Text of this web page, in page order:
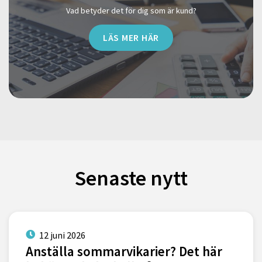
Vad betyder det för dig som är kund?
LÄS MER HÄR
Senaste nytt
12 juni 2026
Anställa sommarvikarier? Det här